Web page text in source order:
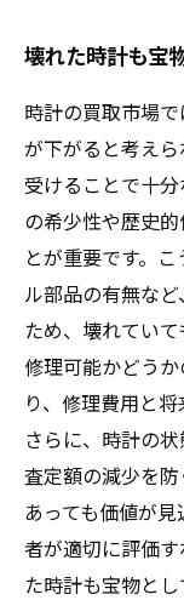
壊れた時計も宝
時計の買取市場
が下がると考え
受けることで十
の希少性や歴史
とが重要です。
ル部品の有無な
ため、壊れてい
修理可能かどう
り、修理費用と
さらに、時計の
査定額の減少を
あっても価値が
者が適切に評価
た時計も宝物と